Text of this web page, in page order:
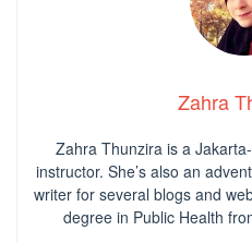
Zahra
Zahra Thunzira is a
instructor. She’s also an
writer for several blogs and
degree in Public Health